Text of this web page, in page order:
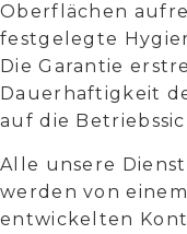
Oberflächen
festgelegte
Die Garantie
Dauerhaftigkeit
auf die
Alle unsere
werden von
entwickelten